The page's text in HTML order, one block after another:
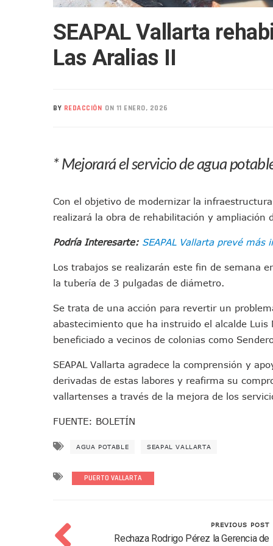
Puerto Vallarta Participa
Ofrecerán Asesoría
Juan Solís E Iris Torres
Buques Mexicanos Parten
En Vallarta, Todos Los
Centro De Autismo Es Un
Lluvias Y Oleaje Elevado
En PV Encabezan
Pancho López; En La Mira
Cae El “R1”, Presunto
Muere Manolo Solo, Actor
Citan A Siete Integrantes
En Abril 2027 Terminarán
Puerto Vallarta Fortalece
Oleaje Y Riesgo Por
SEAPAL Vallarta
Las Aralias II
BY REDACCIÓN ON 11 ENERO, 2026
* Mejorará el servicio de agua
Con el objetivo de modernizar la
realizará la obra de rehabilitación y ampliación
Podría Interesarte: SEAPAL Vallarta prevé
Los trabajos se realizarán este fin de semana
la tubería de 3 pulgadas de diámetro.
Se trata de una acción para revertir un
abastecimiento que ha instruido el alcalde
beneficiado a vecinos de colonias como
SEAPAL Vallarta agradece la comprensión y
derivadas de estas labores y reafirma su
vallartenses a través de la mejora de los
FUENTE: BOLETÍN
AGUA POTABLE SEAPAL VALLARTA
PUERTO VALLARTA
PREVIOUS POST
Rechaza Rodrigo Pérez la Gerencia de